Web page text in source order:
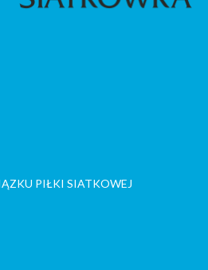
PIŁKI SIATKOWEJ